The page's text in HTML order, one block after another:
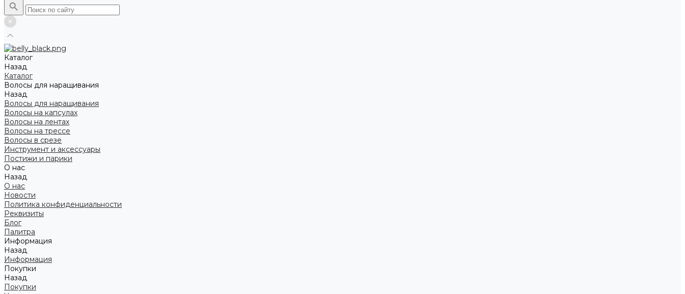
Каталог
Назад
Каталог
Волосы для наращивания
Назад
Волосы для наращивания
Волосы на капсулах
Волосы на лентах
Волосы на трессе
Волосы в срезе
Инструмент и аксессуары
Постижи и парики
О нас
Назад
О нас
Новости
Политика конфиденциальности
Реквизиты
Блог
Палитра
Информация
Назад
Информация
Покупки
Назад
Покупки